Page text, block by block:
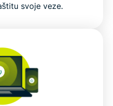
svoje veze.